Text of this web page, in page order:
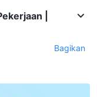
|
Bagikan